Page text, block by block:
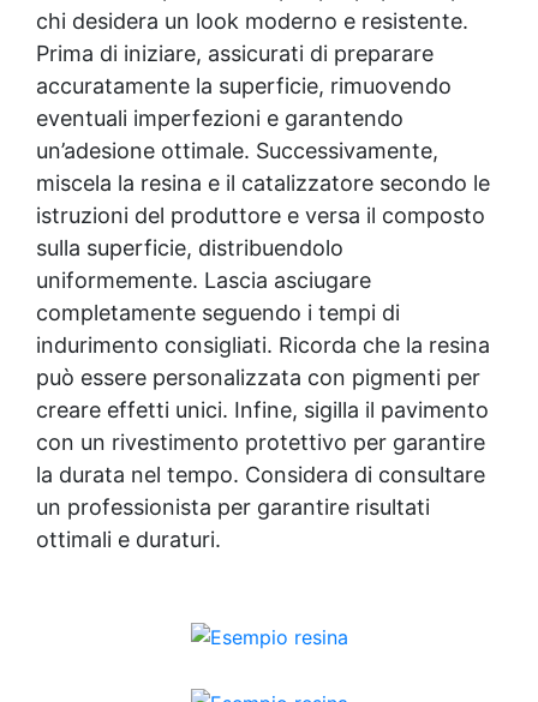
▸ Epossidico per pavimenti Pavimenti
epossidici Applicazioni Creative Epossidiche
Epossidica vernice Colla epossidica per
legno Tavolo epossidico Colla epossidica
bicomponente plastica Impregnante
epossidico Colla epossidica bicomponente
per plastica Colla epossidica Colla
epossidica bicomponente Epossidica colla
Colla bicomponente plastica Bicomponente
trasparente Pasta bicomponente per metalli
Epossidica bicomponente Bicomponente
epossidico Colle bicomponenti Epossidica
significato Epossidico significato Polietilene
telo Smalto epossidico Colla epossidica
legno Colla epossidica per plastica Collanti
epossidici Colla bicomponente per plastica
Cariche per Epossidici Cariche Epossidiche
Adesivo bicomponente epossidico Colla
bicomponente epossidica Pavimento
epossidico Acquista Glitter Epossidico
Applicazioni di Epossidici Colle epossidiche
Mastice epossidico Adesivo epossidico
contro Epossidica Colla epossidica plastica
See all articles →
disponibile il Legante Universale per
Graniglie e Ghiaia Decorativa "NaturFix". E'
un legante trasparente a base acqua
progettato per consolidare graniglie e ghiaie
già posate, ideali per aree soggette a
calpestio occasionale. Si applica a spruzzo
direttamente sulla superficie asciutta e
mantiene i sassi uniti, evitando disordine e
dispersione nel giardino. Perfetto per vialetti
decorativi, aiuole, bordure ornamentali, ✅
Clicca qui sotto nella descrizione il prodotto
che hai scelto per scoprire tutti i dettagli
chi desidera un look moderno e resistente.
Prima di iniziare, assicurati di preparare
accuratamente la superficie, rimuovendo
eventuali imperfezioni e garantendo
un’adesione ottimale. Successivamente,
miscela la resina e il catalizzatore secondo le
istruzioni del produttore e versa il composto
sulla superficie, distribuendolo
uniformemente. Lascia asciugare
completamente seguendo i tempi di
indurimento consigliati. Ricorda che la resina
può essere personalizzata con pigmenti per
creare effetti unici. Infine, sigilla il pavimento
con un rivestimento protettivo per garantire
la durata nel tempo. Considera di consultare
un professionista per garantire risultati
ottimali e duraturi.